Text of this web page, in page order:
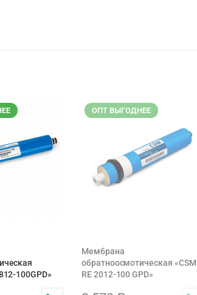
100GPD»
ОПТ ВЫГОДНЕЕ
Мембрана
обратноосмотическая «CSM
RE 2012-100 GPD»